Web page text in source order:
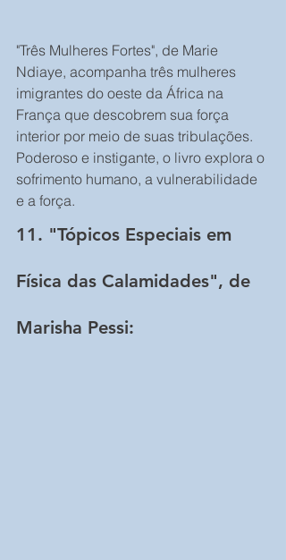
"Três Mulheres Fortes", de Marie
Ndiaye, acompanha três mulheres
imigrantes do oeste da África na
França que descobrem sua força
interior por meio de suas tribulações.
Poderoso e instigante, o livro explora o
sofrimento humano, a vulnerabilidade
e a força.
11. "Tópicos Especiais em
Física das Calamidades", de
Marisha Pessi: